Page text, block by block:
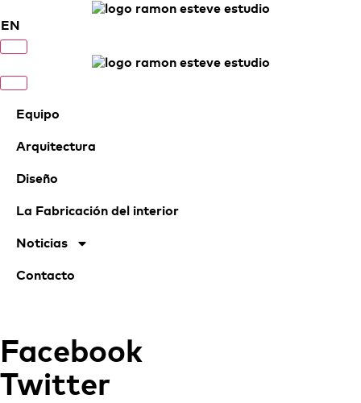
EN
Equipo
Arquitectura
Diseño
La Fabricación del interior
Noticias
Contacto
Facebook
Twitter